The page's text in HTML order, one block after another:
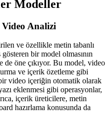
Modeller
Analizi
ve özellikle metin tabanlı
bir model olmasının
de öne çıkıyor. Bu model, video
ve içerik özetleme gibi
video içeriğin otomatik olarak
eklenmesi gibi operasyonlar,
içerik üreticilere, metin
hazırlama konusunda da